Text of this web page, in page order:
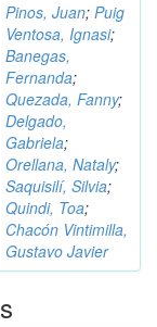
Pinos, Juan; Puig
Ventosa, Ignasi;
Banegas,
Fernanda;
Quezada, Fanny;
Delgado,
Gabriela;
Orellana, Nataly;
Saquisilí, Silvia;
Quindi, Toa;
Chacón Vintimilla,
Gustavo Javier